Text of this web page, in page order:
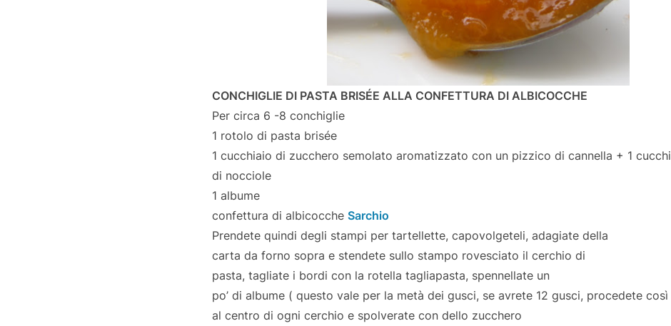
CONCHIGLIE DI PASTA BRISÉE ALLA CONFETTURA DI ALBICOCCHE
Per circa 6 -8 conchiglie
1 rotolo di pasta brisée
1 cucchiaio di zucchero semolato aromatizzato con un pizzico di cannella + 1
di nocciole
1 albume
confettura di albicocche Sarchio
Prendete quindi degli stampi per tartellette, capovolgeteli, adagiate della
carta da forno sopra e stendete sullo stampo rovesciato il cerchio di
pasta, tagliate i bordi con la rotella tagliapasta, spennellate un
po’ di albume ( questo vale per la metà dei gusci, se avrete 12 gusci, procedete
al centro di ogni cerchio e spolverate con dello zucchero